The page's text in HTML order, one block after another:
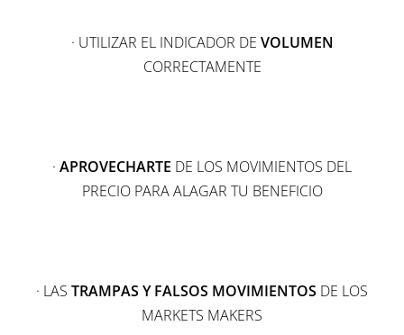
· UTILIZAR EL INDICADOR DE VOLUMEN
CORRECTAMENTE
· APROVECHARTE DE LOS MOVIMIENTOS DEL
PRECIO PARA ALAGAR TU BENEFICIO
· LAS TRAMPAS Y FALSOS MOVIMIENTOS DE LOS
MARKETS MAKERS